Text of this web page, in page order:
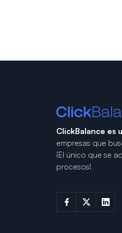
ClickBalance es
empresas que
¡El único que se
procesos!